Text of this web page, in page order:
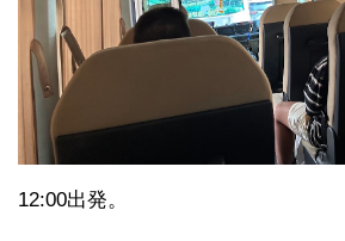
12:00出発。